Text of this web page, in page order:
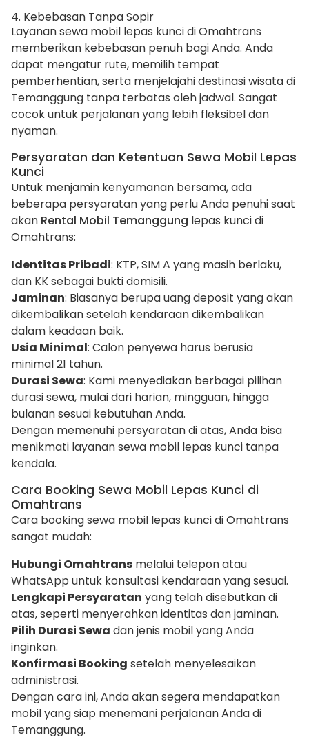
4. Kebebasan Tanpa Sopir
Layanan sewa mobil lepas kunci di Omahtrans
memberikan kebebasan penuh bagi Anda. Anda
dapat mengatur rute, memilih tempat
pemberhentian, serta menjelajahi destinasi wisata di
Temanggung tanpa terbatas oleh jadwal. Sangat
cocok untuk perjalanan yang lebih fleksibel dan
nyaman.
Persyaratan dan Ketentuan Sewa Mobil Lepas
Kunci
Untuk menjamin kenyamanan bersama, ada
beberapa persyaratan yang perlu Anda penuhi saat
akan Rental Mobil Temanggung lepas kunci di
Omahtrans:
Identitas Pribadi: KTP, SIM A yang masih berlaku,
dan KK sebagai bukti domisili.
Jaminan: Biasanya berupa uang deposit yang akan
dikembalikan setelah kendaraan dikembalikan
dalam keadaan baik.
Usia Minimal: Calon penyewa harus berusia
minimal 21 tahun.
Durasi Sewa: Kami menyediakan berbagai pilihan
durasi sewa, mulai dari harian, mingguan, hingga
bulanan sesuai kebutuhan Anda.
Dengan memenuhi persyaratan di atas, Anda bisa
menikmati layanan sewa mobil lepas kunci tanpa
kendala.
Cara Booking Sewa Mobil Lepas Kunci di
Omahtrans
Cara booking sewa mobil lepas kunci di Omahtrans
sangat mudah:
Hubungi Omahtrans melalui telepon atau
WhatsApp untuk konsultasi kendaraan yang sesuai.
Lengkapi Persyaratan yang telah disebutkan di
atas, seperti menyerahkan identitas dan jaminan.
Pilih Durasi Sewa dan jenis mobil yang Anda
inginkan.
Konfirmasi Booking setelah menyelesaikan
administrasi.
Dengan cara ini, Anda akan segera mendapatkan
mobil yang siap menemani perjalanan Anda di
Temanggung.